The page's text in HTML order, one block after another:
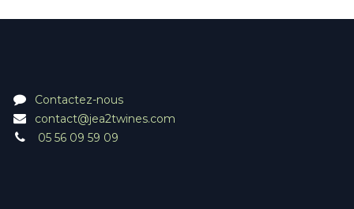
Contactez-nous
contact@jea2twines.com
05 56 09 59 09